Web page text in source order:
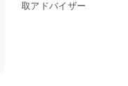
取アドバイザー